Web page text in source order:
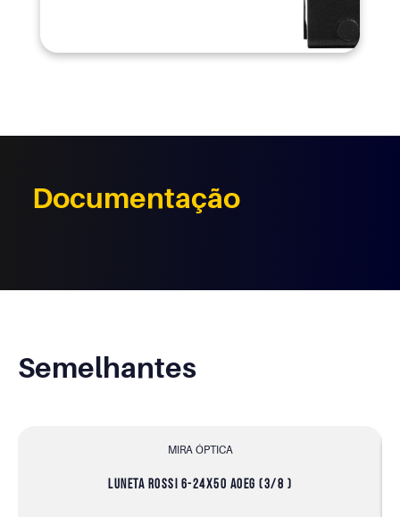
Documentação
Semelhantes
MIRA ÓPTICA
LUNETA ROSSI 6-24X50 AOEG (3/8 )